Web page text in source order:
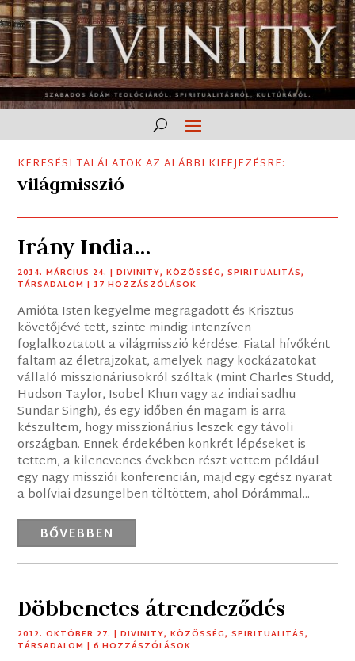
KERESÉSI TALÁLATOK AZ ALÁBBI KIFEJEZÉSRE:
világmisszió
Irány India…
2014. MÁRCIUS 24. |DIVINITY,KÖZÖSSÉG,SPIRITUALITÁS,
TÁRSADALOM | 17 HOZZÁSZÓLÁSOK
Amióta Isten kegyelme megragadott és Krisztus
követőjévé tett, szinte mindig intenzíven
foglalkoztatott a világmisszió kérdése. Fiatal hívőként
faltam az életrajzokat, amelyek nagy kockázatokat
vállaló misszionáriusokról szóltak (mint Charles Studd,
Hudson Taylor, Isobel Khun vagy az indiai sadhu
Sundar Singh), és egy időben én magam is arra
készültem, hogy misszionárius leszek egy távoli
országban. Ennek érdekében konkrét lépéseket is
tettem, a kilencvenes években részt vettem például
egy nagy missziói konferencián, majd egy egész nyarat
a bolíviai dzsungelben töltöttem, ahol Dórámmal...
BŐVEBBEN
Döbbenetes átrendeződés
2012. OKTÓBER 27. |DIVINITY,KÖZÖSSÉG,SPIRITUALITÁS,
TÁRSADALOM | 6 HOZZÁSZÓLÁSOK